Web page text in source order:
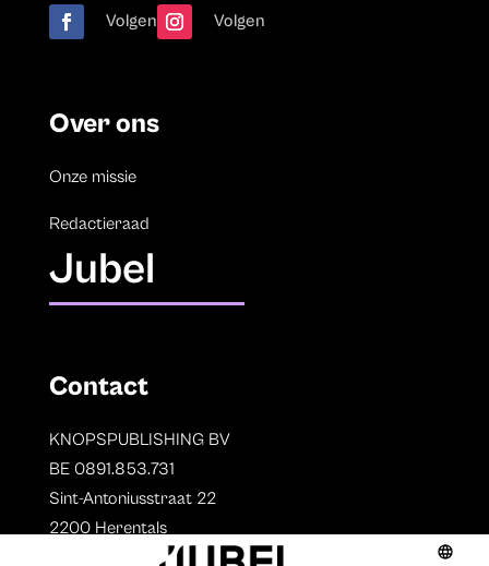
Volgen Volgen
Over ons
Onze missie
Redactieraad
Jubel
Contact
KNOPSPUBLISHING BV
BE 0891.853.731
Sint-Antoniusstraat 22
2200 Herentals